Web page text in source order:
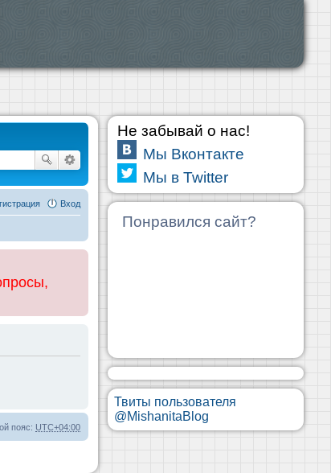
Вход
пояс: UTC+04:00
Не забывай о нас!
Мы Вконтакте
Мы в Twitter
Понравился сайт?
Твиты пользователя
@MishanitaBlog